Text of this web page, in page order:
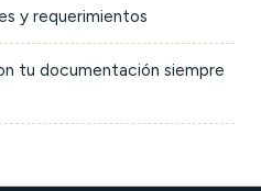
y requerimientos
tu documentación siempre